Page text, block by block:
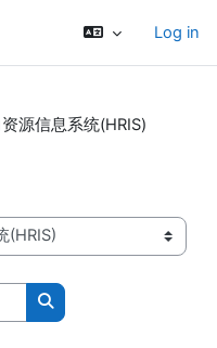
Log in
源信息系统(HRIS)
Search courses